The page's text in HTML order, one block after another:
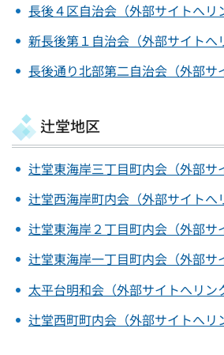
長後４区自治会（外部サイトへリ
新長後第１自治会（外部サイトへ
長後通り北部第二自治会（外部サ
辻堂地区
辻堂東海岸三丁目町内会（外部サ
辻堂西海岸町内会（外部サイトへ
辻堂東海岸２丁目町内会（外部サ
辻堂東海岸一丁目町内会（外部サ
太平台明和会（外部サイトへリン
辻堂西町町内会（外部サイトへリ